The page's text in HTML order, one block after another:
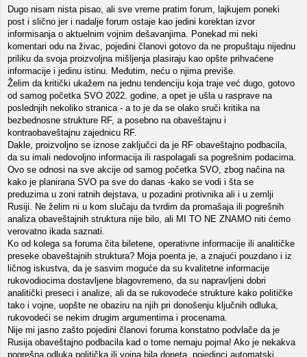
Dugo nisam nista pisao, ali sve vreme pratim forum, lajkujem poneki
post i slično jer i nadalje forum ostaje kao jedini korektan izvor
informisanja o aktuelnim vojnim dešavanjima. Ponekad mi neki
komentari odu na živac, pojedini članovi gotovo da ne propuštaju nijednu
priliku da svoja proizvoljna mišljenja plasiraju kao opšte prihvaćene
informacije i jedinu istinu. Međutim, neću o njima previše.
Želim da kritički ukažem na jednu tendenciju koja traje već dugo, gotovo
od samog početka SVO 2022. godine, a opet je ušla u rasprave na
poslednjih nekoliko stranica - a to je da se olako sruči kritika na
bezbednosne strukture RF, a posebno na obaveštajnu i
kontraobaveštajnu zajednicu RF.
Dakle, proizvoljno se iznose zaključci da je RF obaveštajno podbacila,
da su imali nedovoljno informacija ili raspolagali sa pogrešnim podacima.
Ovo se odnosi na sve akcije od samog početka SVO, zbog načina na
kako je planirana SVO pa sve do danas -kako se vodi i šta se
preduzima u zoni ratnih dejstava, u pozadini protivnika ali i u zemlji
Rusiji. Ne želim ni u kom slučaju da tvrdim da promašaja ili pogrešnih
analiza obaveštajnih struktura nije bilo, ali MI TO NE ZNAMO niti ćemo
verovatno ikada saznati.
Ko od kolega sa foruma čita biletene, operativne informacije ili analitičke
preseke obaveštajnih struktura? Moja poenta je, a znajući pouzdano i iz
ličnog iskustva, da je sasvim moguće da su kvalitetne informacije
rukovodiocima dostavljene blagovremeno, da su napravljeni dobri
analitički preseci i analize, ali da se rukovodeće strukture kako političke
tako i vojne, uopšte ne obaziru na njih pri donošenju ključnih odluka,
rukovodeći se nekim drugim argumentima i procenama.
Nije mi jasno zašto pojedini članovi foruma konstatno podvlače da je
Rusija obaveštajno podbacila kad o tome nemaju pojma! Ako je nekakva
pogrešna odluka politička ili vojna bila doneta, pojedinci automatski